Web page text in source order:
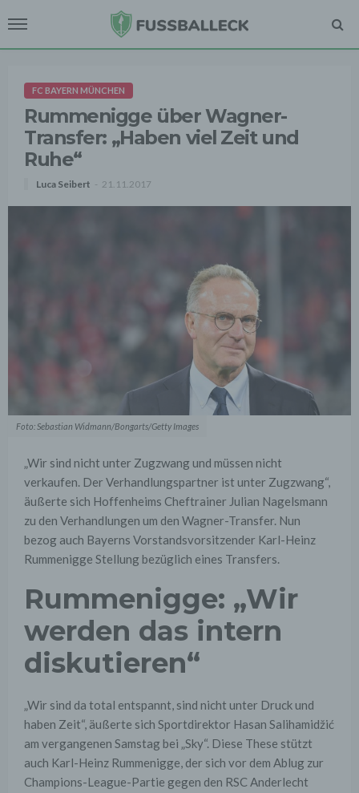
FC BAYERN MÜNCHEN
Rummenigge über Wagner-
Transfer: „Haben viel Zeit und
Ruhe“
Luca Seibert 21.11.2017
Foto: Sebastian Widmann/Bongarts/Getty Images
„Wir sind nicht unter Zugzwang und müssen nicht
verkaufen. Der Verhandlungspartner ist unter Zugzwang“,
äußerte sich Hoffenheims Cheftrainer Julian Nagelsmann
zu den Verhandlungen um den Wagner-Transfer. Nun
bezog auch Bayerns Vorstandsvorsitzender Karl-Heinz
Rummenigge Stellung bezüglich eines Transfers.
Rummenigge: „Wir
werden das intern
diskutieren“
„Wir sind da total entspannt, sind nicht unter Druck und
haben Zeit“, äußerte sich Sportdirektor Hasan Salihamidžić
am vergangenen Samstag bei „Sky“. Diese These stützt
auch Karl-Heinz Rummenigge, der sich vor dem Ablug zur
Champions-League-Partie gegen den RSC Anderlecht